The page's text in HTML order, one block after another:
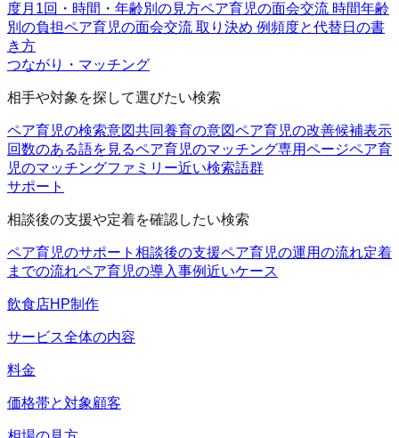
度月1回・時間・年齢別の見方ペア育児の面会交流 時間年齢
別の負担ペア育児の面会交流 取り決め 例頻度と代替日の書
き方
つながり・マッチング
相手や対象を探して選びたい検索
ペア育児の検索意図共同養育の意図ペア育児の改善候補表示
回数のある語を見るペア育児のマッチング専用ページペア育
児のマッチングファミリー近い検索語群
サポート
相談後の支援や定着を確認したい検索
ペア育児のサポート 相談後の支援ペア育児の運用の流れ定着
までの流れペア育児の導入事例近いケース
飲食店HP制作
サービス全体の内容
料金
価格帯と対象顧客